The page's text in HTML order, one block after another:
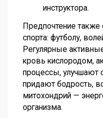
инструктора.
Предпочтение
спорта: футболу,
Регулярные
кровь кислородом,
процессы, улучшают
придают бодрость,
митохондрий —
организма.